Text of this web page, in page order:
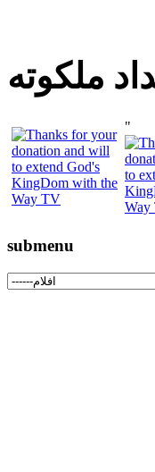
ملكوته
"
submenu